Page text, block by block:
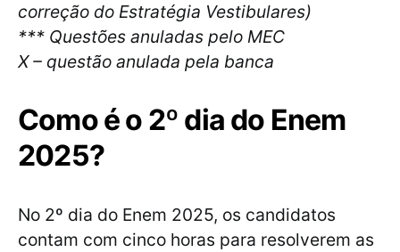
correção do Estratégia Vestibulares)
*** Questões anuladas pelo MEC
X – questão anulada pela banca
Como é o 2º dia do Enem
2025?
No 2º dia do Enem 2025, os candidatos
contam com cinco horas para resolverem as